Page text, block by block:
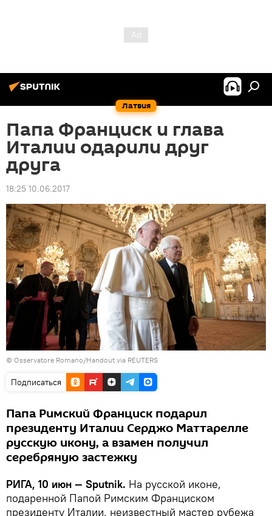
Латвия
Папа Франциск и глава
Италии одарили друг
друга
18:25 10.06.2017
© Osservatore Romano/Handout via REUTERS
Подписаться
Папа Римский Франциск подарил
президенту Италии Серджо Маттарелле
русскую икону, а взамен получил
серебряную застежку
РИГА, 10 июн — Sputnik. На русской иконе,
подаренной Папой Римским Франциском
президенту Италии, неизвестный мастер рубежа